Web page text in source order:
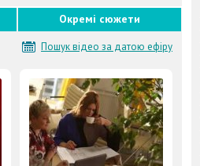
Окремі сюжети
Пошук відео за датою ефіру